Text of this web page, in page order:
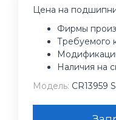
Цена на
Фирмы
Требуемого
Наличия на
Модель: CR13959